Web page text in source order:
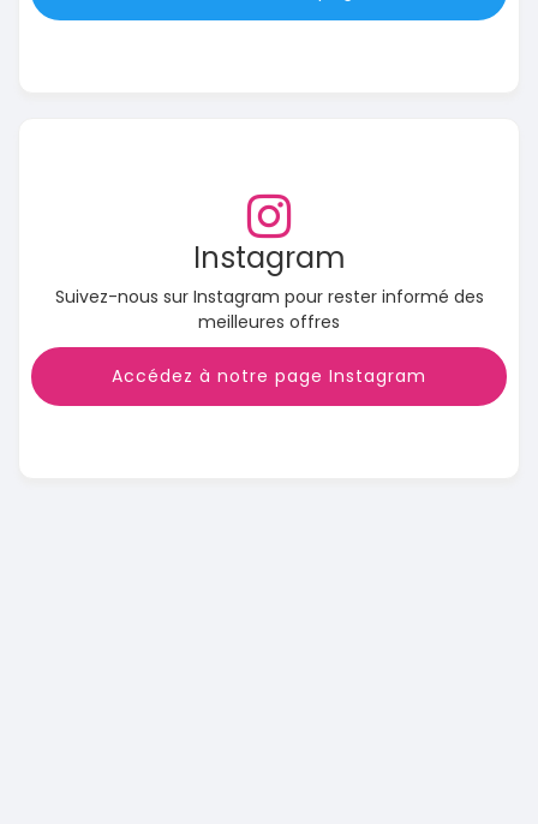
Instagram
Suivez-nous sur Instagram pour rester informé des
meilleures offres
Accédez à notre page Instagram